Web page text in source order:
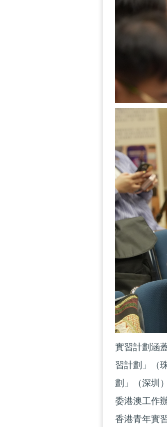
實習計劃涵
習計劃」（
劃」（深圳
委港澳工作
香港青年實